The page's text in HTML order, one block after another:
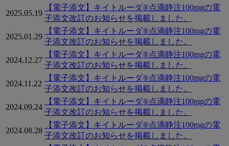
2025.05.19
【電子添文】キイトルーダ®点滴静注100mgの電
子添文改訂のお知らせを掲載しました。
2025.01.29
【電子添文】キイトルーダ®点滴静注100mgの電
子添文改訂のお知らせを掲載しました。
2024.12.27
【電子添文】キイトルーダ®点滴静注100mgの電
子添文改訂のお知らせを掲載しました。
2024.11.22
【電子添文】キイトルーダ®点滴静注100mgの電
子添文改訂のお知らせを掲載しました。
2024.09.24
【電子添文】キイトルーダ®点滴静注100mgの電
子添文改訂のお知らせを掲載しました。
2024.08.28
【電子添文】キイトルーダ®点滴静注100mgの電
子添文改訂のお知らせを掲載しました。